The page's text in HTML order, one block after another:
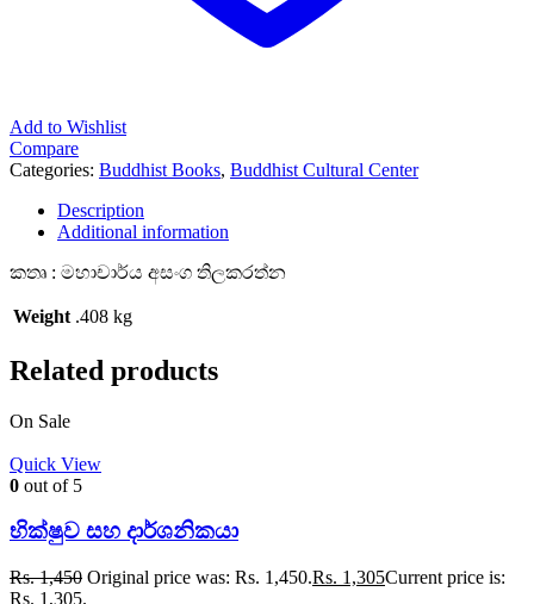
Add to Wishlist
Compare
Categories: Buddhist Books, Buddhist Cultural Center
Description
Additional information
කතෘ : මහාචාර්ය අසංග තිලකරත්න
Weight .408 kg
Related products
On Sale
Quick View
0 out of 5
භික්ෂුව සහ දාර්ශනිකයා
Rs.1,450 Original price was: Rs. 1,450.Rs. 1,305Current price is:
Rs. 1,305.